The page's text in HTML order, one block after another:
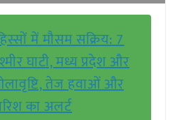
में मौसम सक्रिय: 7
घाटी, मध्य प्रदेश और
ओलावृष्टि, तेज हवाओं और
का अलर्ट